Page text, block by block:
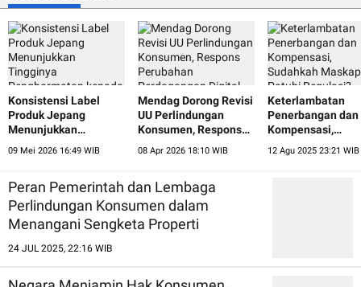
Konsistensi Label
Produk Jepang
Menunjukkan
09 Mei 2026 16:49 WIB
Mendag Dorong Revisi
UU Perlindungan
Konsumen, Respons
Perdagangan Digital
08 Apr 2026 18:10 WIB
Keterlambatan
Penerbangan dan
Kompensasi,
Patuhi Regulasi?
12 Agu 2025 23:21 WIB
Peran Pemerintah dan Lembaga
Perlindungan Konsumen dalam
Menangani Sengketa Properti
24 JUL 2025, 22:16 WIB